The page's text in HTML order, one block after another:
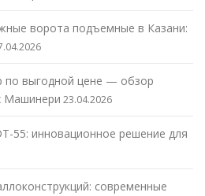
ворота подъемные в Казани:
по выгодной цене — обзор
Машинери 23.04.2026
55: инновационное решение для
современные